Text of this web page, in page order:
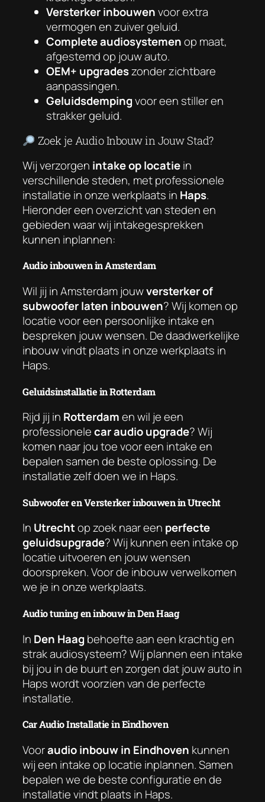
Versterker inbouwenvoor extra
vermogen en zuiver geluid.
Complete audiosystemenop maat,
afgestemd op jouw auto.
OEM+ upgradeszonder zichtbare
aanpassingen.
Geluidsdempingvoor een stiller en
strakker geluid.
Zoek je Audio Inbouw in Jouw Stad?
Wij verzorgen intake op locatiein
verschillende steden, met professionele
installatie in onze werkplaats in Haps.
Hieronder een overzicht van steden en
gebieden waar wij intakegesprekken
kunnen inplannen:
Audio inbouwen in Amsterdam
Wil jij in Amsterdam jouwversterker of
subwoofer laten inbouwen? Wij komen op
locatie voor een persoonlijke intake en
bespreken jouw wensen. De daadwerkelijke
inbouw vindt plaats in onze werkplaats in
Haps.
Geluidsinstallatie in Rotterdam
Rijd jij in Rotterdamen wil je een
professionelecar audio upgrade? Wij
komen naar jou toe voor een intake en
bepalen samen de beste oplossing. De
installatie zelf doen we in Haps.
Subwoofer en Versterker inbouwen in Utrecht
In Utrechtop zoek naar een perfecte
geluidsupgrade? Wij kunnen een intake op
locatie uitvoeren en jouw wensen
doorspreken. Voor de inbouw verwelkomen
we je in onze werkplaats.
Audio tuning en inbouw in Den Haag
In Den Haag behoefte aan een krachtig en
strak audiosysteem? Wij plannen een intake
bij jou in de buurt en zorgen dat jouw auto in
Haps wordt voorzien van de perfecte
installatie.
Car Audio Installatie in Eindhoven
Vooraudio inbouw in Eindhoven kunnen
wij een intake op locatie inplannen. Samen
bepalen we de beste configuratie en de
installatie vindt plaats in Haps.